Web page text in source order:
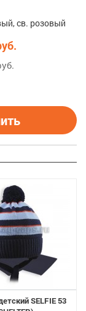
св. розовый
SELFIE 53